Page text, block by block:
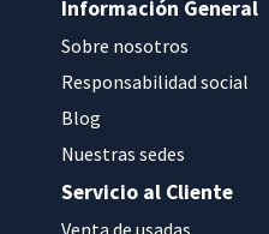
Información General
Sobre nosotros
Responsabilidad social
Blog
Nuestras sedes
Servicio al Cliente